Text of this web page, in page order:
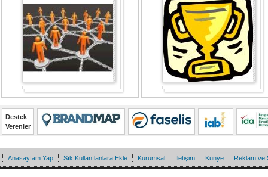
Destek
Verenler
Anasayfam Yap Sık Kullanılanlara Ekle Kurumsal İletişim Künye Reklam ve